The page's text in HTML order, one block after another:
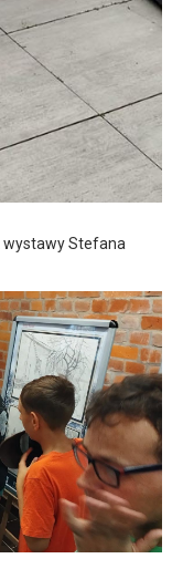
wystawy Stefana